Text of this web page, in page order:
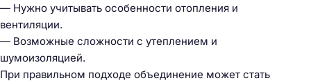
— Нужно учитывать особенности отопления и
вентиляции.
— Возможные сложности с утеплением и
шумоизоляцией.
При правильном подходе объединение может стать